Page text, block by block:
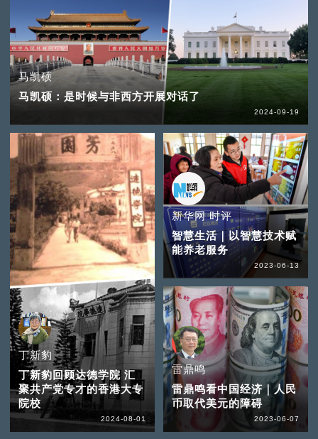
马凯硕
马凯硕：是时候与非西方开展对话了
2024-09-19
丁新豹
丁新豹回顾达德学院 汇
聚共产党专才的香港大专
院校
2024-08-01
新华网 时评
智慧生活｜以智慧技术赋
能养老服务
2023-06-13
雷鼎鸣
雷鼎鸣看中国经济｜人民
币取代美元的障碍
2023-06-07